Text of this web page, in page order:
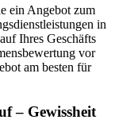
ein Angebot zum
in
Ihres Geschäfts
vor
am besten für
– Gewissheit